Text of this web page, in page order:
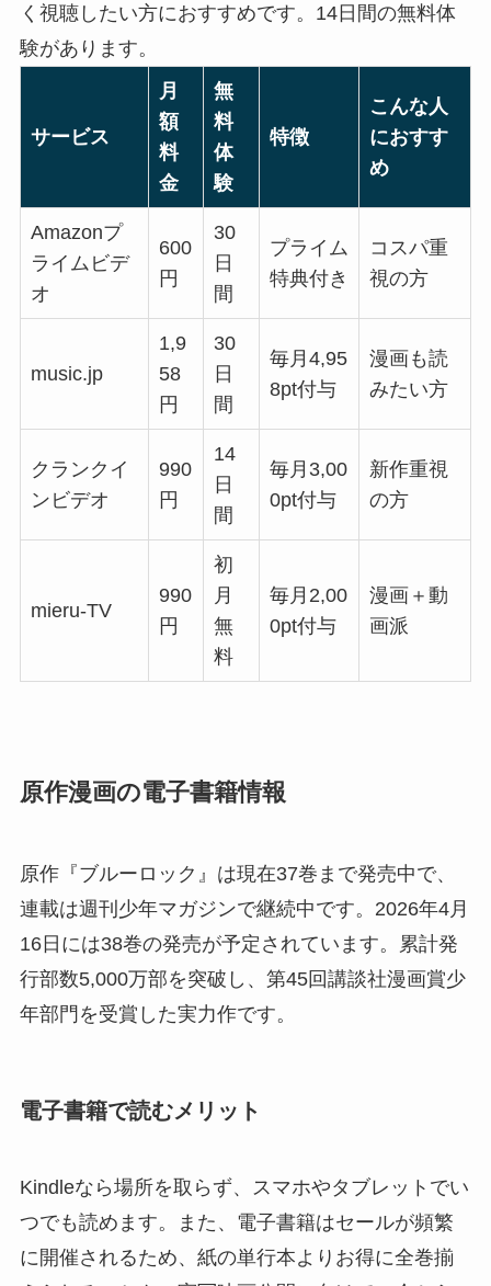
く視聴したい方におすすめです。14日間の無料体
験があります。
サービス
月
額
料
金
無
料
体
験
特徴
こんな人
におすす
め
Amazonプ
ライムビデ
オ
600
円
30
日
間
プライム
特典付き
コスパ重
視の方
music.jp
1,9
58
円
30
日
間
毎月4,95
8pt付与
漫画も読
みたい方
クランクイ
ンビデオ
990
円
14
日
間
毎月3,00
0pt付与
新作重視
の方
mieru-TV
990
円
初
月
無
料
毎月2,00
0pt付与
漫画＋動
画派
原作漫画の電子書籍情報
原作『ブルーロック』は現在37巻まで発売中で、
連載は週刊少年マガジンで継続中です。2026年4月
16日には38巻の発売が予定されています。累計発
行部数5,000万部を突破し、第45回講談社漫画賞少
年部門を受賞した実力作です。
電子書籍で読むメリット
Kindleなら場所を取らず、スマホやタブレットでい
つでも読めます。また、電子書籍はセールが頻繁
に開催されるため、紙の単行本よりお得に全巻揃